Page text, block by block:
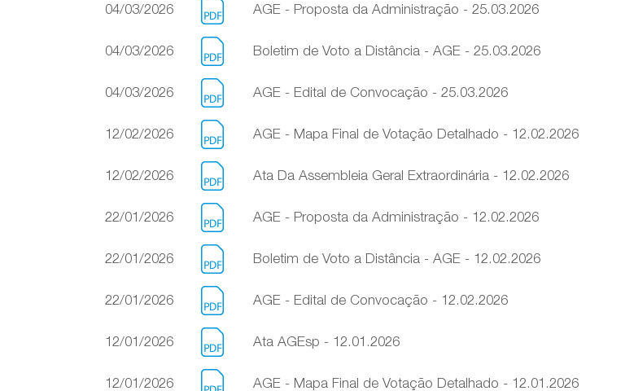
04/03/2026 AGE - Proposta da Administração - 25.03.2026
04/03/2026 Boletim de Voto a Distância - AGE - 25.03.2026
04/03/2026 AGE - Edital de Convocação - 25.03.2026
12/02/2026 AGE - Mapa Final de Votação Detalhado - 12.02.2026
12/02/2026 Ata Da Assembleia Geral Extraordinária - 12.02.2026
22/01/2026 AGE - Proposta da Administração - 12.02.2026
22/01/2026 Boletim de Voto a Distância - AGE - 12.02.2026
22/01/2026 AGE - Edital de Convocação - 12.02.2026
12/01/2026 Ata AGEsp - 12.01.2026
12/01/2026 AGE - Mapa Final de Votação Detalhado - 12.01.2026